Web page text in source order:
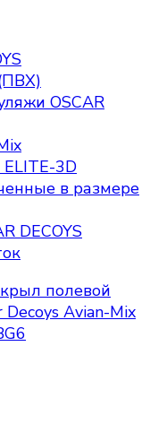
OSCAR
ELITE-3D
в размере
DECOYS
полевой
Avian-Mix